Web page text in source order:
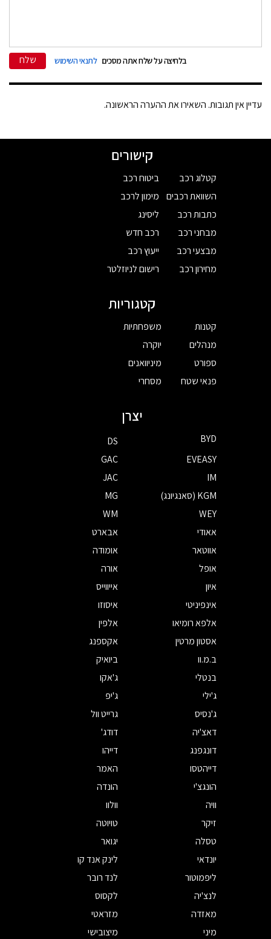
בלחיצה על שלח אתה מסכים לתנאי השימוש שלח
עדיין אין תגובות. השאירו את ההערה הראשונה.
קישורים
קטלוג רכב
השוואת רכבים
כתבות רכב
מבחני רכב
מבצעי רכב
מחירון רכב
ביטוח רכב
מימון לרכב
ליסינג
רכב חדש
ייעוץ רכב
רישום לניוזלטר
קטגוריות
קטנות
מנהלים
ספורט
פנאי שטח
משפחתיות
יוקרה
מיניוואנים
מסחרי
יצרן
BYD
DS
EVEASY
GAC
IM
JAC
KGM (סאנגיונג)
MG
WEY
WM
אאודי
אבארט
אווטאר
אומודה
אופל
אורה
איון
אייווייס
אינפיניטי
איסוזו
אלפא רומיאו
אלפין
אסטון מרטין
אקספנג
ב.מ.וו
ביואיק
בנטלי
ג'אקו
ג'ילי
ג'יפ
ג'נסיס
גרייט וול
דאצ'יה
דודג'
דונגפנג
דייהו
דייהטסו
האמר
הונגצ'י
הונדה
וויה
וולוו
זיקר
טויוטה
טסלה
יגואר
יונדאי
לינק אנד קו
ליפמוטור
לנד רובר
לנצ'יה
לקסוס
מאזדה
מזראטי
מיני
מיצובישי